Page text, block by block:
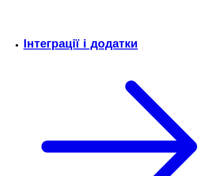
Інтеграції і додатки